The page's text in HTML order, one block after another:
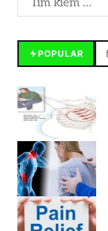
POPULAR